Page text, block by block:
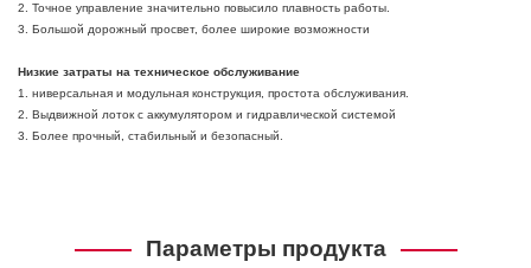
2. Точное управление значительно повысило плавность работы.
3. Большой дорожный просвет, более широкие возможности
Низкие затраты на техническое обслуживание
1. ниверсальная и модульная конструкция, простота обслуживания.
2. Выдвижной лоток с аккумулятором и гидравлической системой
3. Более прочный, стабильный и безопасный.
Параметры продукта